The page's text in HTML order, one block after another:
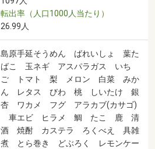
転出率（人口1000人当たり）
26.99人
島原手延そうめん ばれいしょ 葉た
ばこ 玉ネギ アスパラガス いち
ご トマト 梨 メロン 白菜 みか
ん レタス びわ 桃 しいたけ 銀
杏 ワカメ フグ アラカブ(カサゴ)
車エビ ヒラメ 鯛 たこ 鹿 清
酒 焼酎 カステラ ろくべえ 具雑
煮 とら巻き どぶろく レモンケー